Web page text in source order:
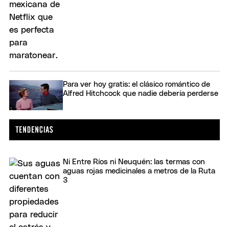
Para ver hoy gratis: el clásico romántico de
Alfred Hitchcock que nadie debería perderse
Ni Entre Ríos ni Neuquén: las termas con
aguas rojas medicinales a metros de la Ruta
3